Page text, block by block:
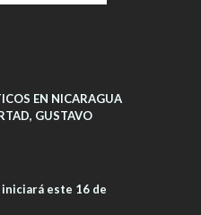
EN NICARAGUA
GUSTAVO
este 16 de